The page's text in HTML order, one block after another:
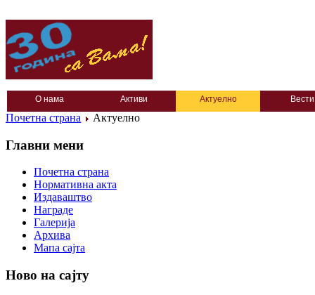
О нама Активи Актуелно Вести
Почетна страна Актуелно
Главни мени
Почетна страна
Нормативна акта
Издаваштво
Награде
Галерија
Архива
Мапа сајта
Ново на сајту